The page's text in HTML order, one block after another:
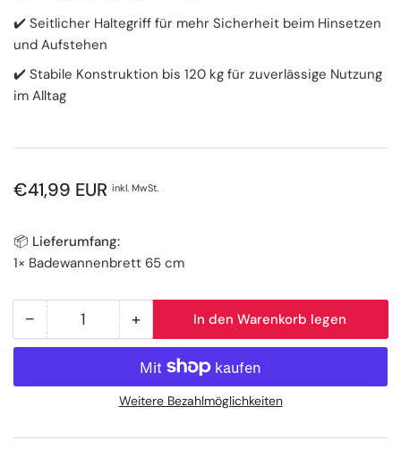
✔️ Seitlicher Haltegriff für mehr Sicherheit beim Hinsetzen
und Aufstehen
✔️ Stabile Konstruktion bis 120 kg für zuverlässige Nutzung
im Alltag
Normaler
€41,99 EUR inkl. MwSt.
📦 Lieferumfang:
1× Badewannenbrett 65 cm
− Menge
reduzieren
Badewannenbrett
cm
Anzahl +Menge
erhöhen
für
Badewannenbrett
cm
In den Warenkorb legen
Weitere Bezahlmöglichkeiten